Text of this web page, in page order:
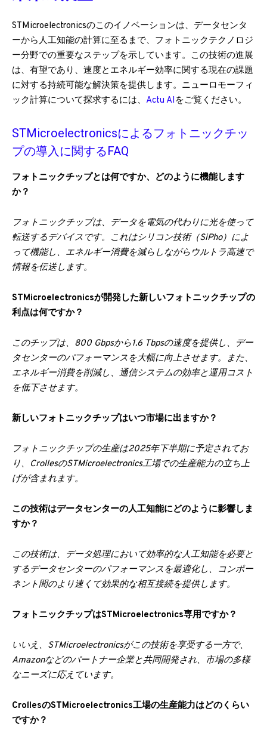
STMicroelectronicsのこのイノベーションは、データセンタ
ーから人工知能の計算に至るまで、フォトニックテクノロジ
ー分野での重要なステップを示しています。この技術の進展
は、有望であり、速度とエネルギー効率に関する現在の課題
に対する持続可能な解決策を提供します。ニューロモーフィ
ック計算について探求するには、 Actu AI をご覧ください。
STMicroelectronicsによるフォトニックチッ
プの導入に関するFAQ
フォトニックチップとは何ですか、どのように機能します
か？
フォトニックチップは、データを電気の代わりに光を使って
転送するデバイスです。これはシリコン技術（SiPho）によ
って機能し、エネルギー消費を減らしながらウルトラ高速で
情報を伝送します。
STMicroelectronicsが開発した新しいフォトニックチップの
利点は何ですか？
このチップは、800 Gbpsから1.6 Tbpsの速度を提供し、デー
タセンターのパフォーマンスを大幅に向上させます。また、
エネルギー消費を削減し、通信システムの効率と運用コスト
を低下させます。
新しいフォトニックチップはいつ市場に出ますか？
フォトニックチップの生産は2025年下半期に予定されてお
り、CrollesのSTMicroelectronics工場での生産能力の立ち上
げが含まれます。
この技術はデータセンターの人工知能にどのように影響しま
すか？
この技術は、データ処理において効率的な人工知能を必要と
するデータセンターのパフォーマンスを最適化し、コンポー
ネント間のより速くて効果的な相互接続を提供します。
フォトニックチップはSTMicroelectronics専用ですか？
いいえ、STMicroelectronicsがこの技術を享受する一方で、
Amazonなどのパートナー企業と共同開発され、市場の多様
なニーズに応えています。
CrollesのSTMicroelectronics工場の生産能力はどのくらい
ですか？